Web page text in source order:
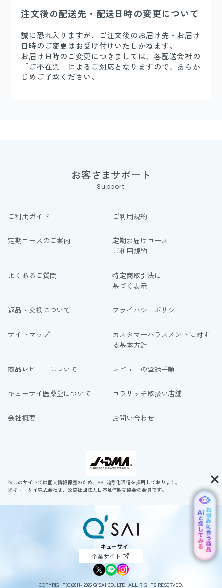
注文後の配送先・配送日時の変更について
誠に恐れ入りますが、ご注文後のお届け先・お届け
日時のご変更はお受け付けいたしかねます。
お届け日時のご変更につきましては、各配送会社の
「ご不在票」によるご対応となりますので、あらか
じめご了承ください。
お客さまサポート
Support
ご利用ガイド ご利用規約
定期コースのご案内
定期お届けコース
ご利用規約
よくあるご質問
特定商取引法に
基づく表示
返品・交換について プライバシーポリシー
サイトマップ
カスタマーハラスメントに対す
る基本方針
商品レビューについて レビューの登録手順
キューサイ医薬堂について コラリッチ取扱い店舗
会社概要 お問い合わせ
※このサイトでは個人情報保護のため、SSL暗号化通信を採用しております。
※キューサイ株式会社は、公益社団法人日本通信販売協会の会員です。
企業サイト
COPYRIGHT(C)2011- 2026 Q’SAI CO.,LTD. ALL RIGHTS RESERVED.